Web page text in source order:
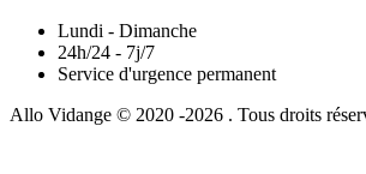
Lundi - Dimanche
24h/24 - 7j/7
Service d'urgence permanent
Allo Vidange © 2020 -2026 . Tous droits